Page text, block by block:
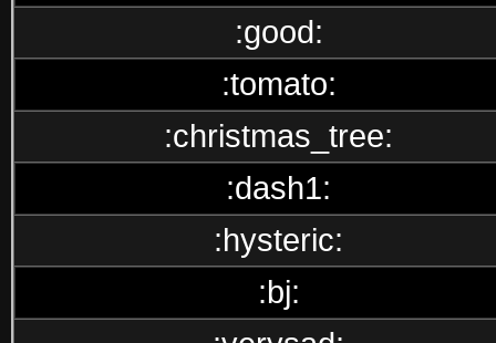
:good:
:tomato:
:christmas_tree:
:dash1:
:hysteric:
:bj: